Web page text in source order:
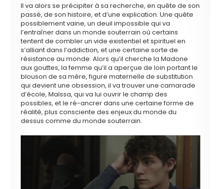
Il va alors se précipiter à sa recherche, en quête de son
passé, de son histoire, et d’une explication. Une quête
possiblement vaine, un deuil impossible qui va
l’entraîner dans un monde souterrain où certains
tentent de combler un vide existentiel et spirituel en
s’alliant dans l’addiction, et une certaine sorte de
résistance au monde. Alors qu’il cherche la Madone
aux gouttes, la femme qu’il a aperçue de loin portant le
blouson de sa mère, figure maternelle de substitution
qui devient une obsession, il va trouver une camarade
d’école, Maïssa, qui va lui ouvrir le champ des
possibles, et le ré-ancrer dans une certaine forme de
réalité, plus consciente des enjeux du monde du
dessus comme du monde souterrain.